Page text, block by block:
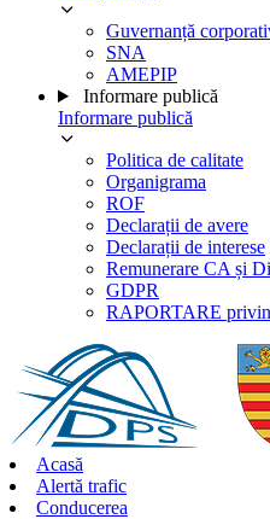
Guvernanță
SNA
AMEPIP
Informare publică
Informare publică
Politica de calitate
Organigrama
ROF
Declarații de avere
Declarații de interese
Remunerare CA și
GDPR
RAPORTARE
Acasă
Alertă trafic
Conducerea